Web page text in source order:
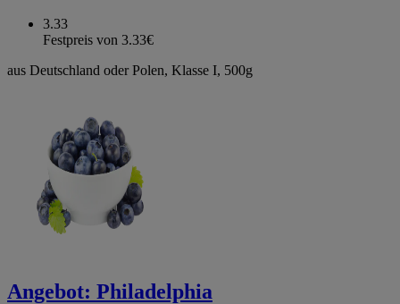
3.33
Festpreis von 3.33€
aus Deutschland oder Polen, Klasse I, 500g
Angebot: Philadelphia